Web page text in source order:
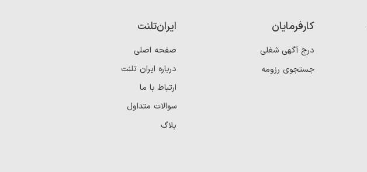
کارفرمایان
درج آگهی شغلی
جستجوی رزومه
ایران‌تلنت
صفحه اصلی
درباره ایران تلنت
ارتباط با ما
سوالات متداول
بلاگ